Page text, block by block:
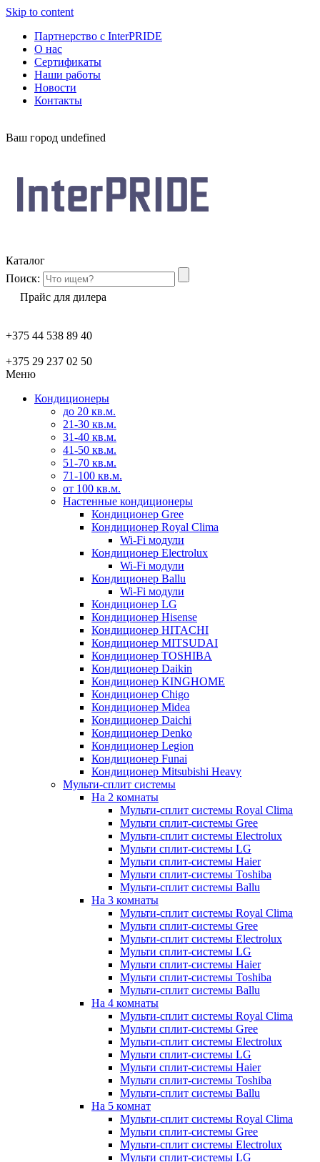
Skip to content
Партнерство с InterPRIDE
О нас
Сертификаты
Наши работы
Новости
Контакты
Ваш город undefined
Каталог
Поиск:
Прайс для дилера
+375 44 538 89 40
+375 29 237 02 50
Меню
Кондиционеры
до 20 кв.м.
21-30 кв.м.
31-40 кв.м.
41-50 кв.м.
51-70 кв.м.
71-100 кв.м.
от 100 кв.м.
Настенные кондиционеры
Кондиционер Gree
Кондиционер Royal Clima
Wi-Fi модули
Кондиционер Electrolux
Wi-Fi модули
Кондиционер Ballu
Wi-Fi модули
Кондиционер LG
Кондиционер Hisense
Кондиционер HITACHI
Кондиционер MITSUDAI
Кондиционер TOSHIBA
Кондиционер Daikin
Кондиционер KINGHOME
Кондиционер Chigo
Кондиционер Midea
Кондиционер Daichi
Кондиционер Denko
Кондиционер Legion
Кондиционер Funai
Кондиционер Mitsubishi Heavy
Мульти-сплит системы
На 2 комнаты
Мульти-сплит системы Royal Clima
Мульти сплит-системы Gree
Мульти-сплит системы Electrolux
Мульти сплит-системы LG
Мульти сплит-системы Haier
Мульти сплит-системы Toshiba
Мульти-сплит системы Ballu
На 3 комнаты
Мульти-сплит системы Royal Clima
Мульти сплит-системы Gree
Мульти-сплит системы Electrolux
Мульти сплит-системы LG
Мульти сплит-системы Haier
Мульти сплит-системы Toshiba
Мульти-сплит системы Ballu
На 4 комнаты
Мульти-сплит системы Royal Clima
Мульти сплит-системы Gree
Мульти-сплит системы Electrolux
Мульти сплит-системы LG
Мульти сплит-системы Haier
Мульти сплит-системы Toshiba
Мульти-сплит системы Ballu
На 5 комнат
Мульти-сплит системы Royal Clima
Мульти сплит-системы Gree
Мульти-сплит системы Electrolux
Мульти сплит-системы LG